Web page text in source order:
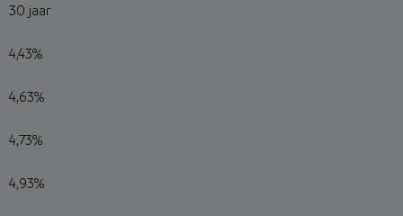
30 jaar
4,43%
4,63%
4,73%
4,93%